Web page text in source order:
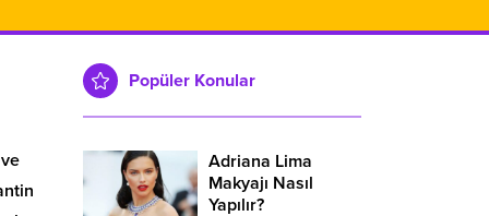
Popüler Konular
Adriana Lima
Makyajı Nasıl
Yapılır?